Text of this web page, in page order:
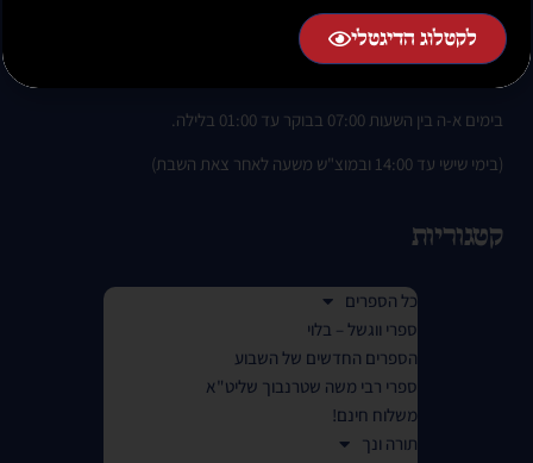
בימים א-ה בין השעות 07:00 בבוקר עד 01:00 בלילה.
(בימי שישי עד 14:00 ובמוצ"ש משעה לאחר צאת השבת)
קטגוריות
כל הספרים
ספרי ווגשל – בלוי
הספרים החדשים של השבוע
ספרי רבי משה שטרנבוך שליט"א
משלוח חינם!
תורה ונך
לקטלוג הדיגטלי